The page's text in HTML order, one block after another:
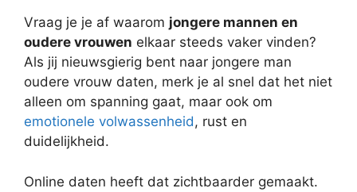
Vraag je je af waarom jongere mannen en
oudere vrouwen elkaar steeds vaker vinden?
Als jij nieuwsgierig bent naar jongere man
oudere vrouw daten, merk je al snel dat het niet
alleen om spanning gaat, maar ook om
emotionele volwassenheid, rust en
duidelijkheid.
Online daten heeft dat zichtbaarder gemaakt.